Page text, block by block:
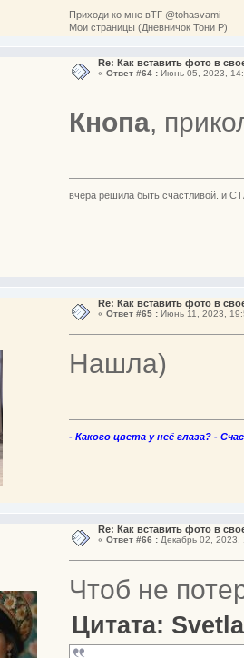
Приходи ко мне вТГ @tohasvami
Мои страницы (Дневничок Тони Р)
Re: Как вставить фото в
« Ответ #64 :Июнь 05, 2023,
Кнопа,
вчера решила быть счастливой. и
Re: Как вставить фото в
« Ответ #65 :Июнь 11, 2023,
Нашла)
- Какого цвета у неё глаза? -
Re: Как вставить фото в
« Ответ #66 :Декабрь 02, 2023,
Чтоб не
Цитата: